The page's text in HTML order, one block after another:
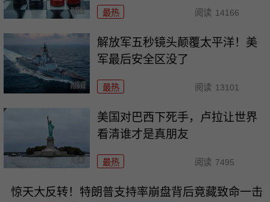
最热 阅读 14166
解放军五秒镜头颠覆太平洋！美
军最后安全区没了
最热 阅读 13101
美国对巴西下死手，卢拉让世界
看清谁才是真朋友
最热 阅读 7495
惊天大反转！特朗普支持率崩盘背后竟藏致命一击